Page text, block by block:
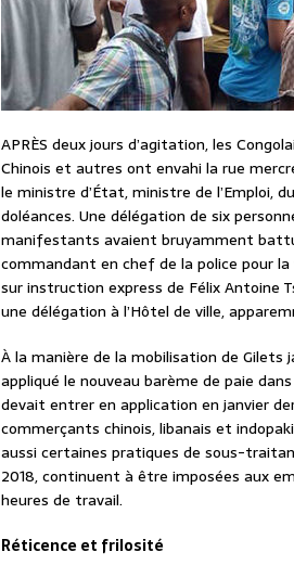
APRÈS deux jours d’agitation, les
Chinois et autres ont envahi la rue
le ministre d’État, ministre de l’Emploi,
doléances. Une délégation de six
manifestants avaient bruyamment
commandant en chef de la police pour
sur instruction express de Félix Antoine
une délégation à l’Hôtel de ville,
À la manière de la mobilisation de
appliqué le nouveau barème de paie
devait entrer en application en janvier
commerçants chinois, libanais et
aussi certaines pratiques de sous-
2018, continuent à être imposées aux
heures de travail.
Réticence et frilosité